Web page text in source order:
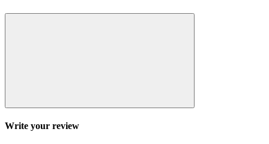
Write your review